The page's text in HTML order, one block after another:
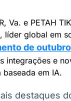
Va. e PETAH
líder global em
de
integrações e
baseada em IA.
destaques